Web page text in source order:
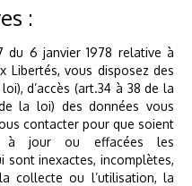
:
du 6 janvier 1978 relative à
Libertés, vous disposez des
d’accès (art.34 à 38 de la
la loi) des données vous
contacter pour que soient
à jour ou effacées les
sont inexactes, incomplètes,
collecte ou l’utilisation, la